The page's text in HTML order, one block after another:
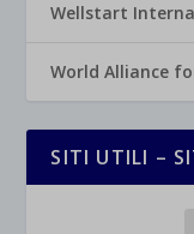
Wellstart
World Alliance
SITI UTILI –